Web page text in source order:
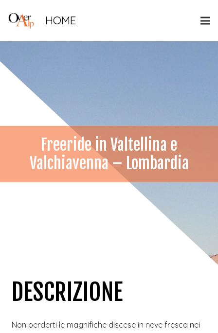
HOME
Freeride in Valtellina e
Valchiavenna – Lombardia
DESCRIZIONE
Non perderti le magnifiche discese in neve fresca nei